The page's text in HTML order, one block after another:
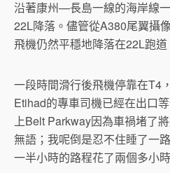
沿著康州—長島一線的海岸線
22L降落。儘管從A380尾翼攝
飛機仍然平穩地降落在22L跑道
一段時間滑行後飛機停靠在T4
Etihad的專車司機已經在出口
上Belt Parkway因為車禍堵了
無語；我呢倒是忍不住睡了一
一半小時的路程花了兩個多小